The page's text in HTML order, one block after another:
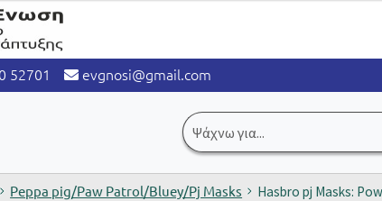
52701 evgnosi@gmail.com
Αναζήτηση
για:
Peppa pig/Paw Patrol/Bluey/Pj Masks Hasbro pj Masks: